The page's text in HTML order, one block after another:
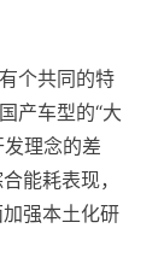
个共同的特
产车型的“大
理念的差
能耗表现，
强本土化研